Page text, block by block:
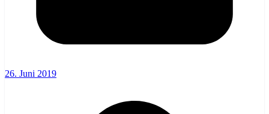
26. Juni 2019